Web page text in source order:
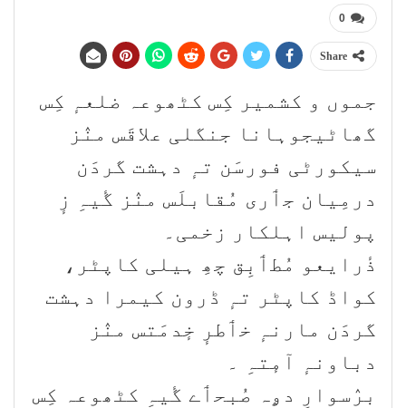
0
Share
جموں و کشمیر کِس کٹھوعہ ضلعہٕ کِس
گھاٹیجوہانا جنگلی علاقَس منٛز
سیکورٹی فورسَن تہٕ دہشت گردَن
درمِیان جٲری مُقابلَس منٛز گٔیہِ زٕ
پولیس اہلکار زخمی۔
ذٔرایعو مُطٲبِق چھِ ہیلی کاپٹر،
کواڈ کاپٹر تہٕ ڈرون کیمرا دہشت
گردَن مارنہٕ خٲطرٕ خٕدمَتس منٛز
دباونہٕ آمٕتہِ ۔
برٛسوارِ دۄہ صُبحٲے گٔیہِ کٹھوعہ کِس